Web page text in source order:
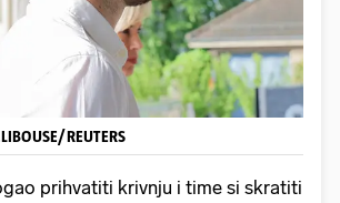
REUTERS
prihvatiti krivnju i time si skratiti